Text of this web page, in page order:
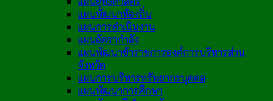
แผนพัฒนาท้องถิ่น
แผนการดำเนินงาน
แผนอัตรากำลัง
แผนพัฒนาข้าราชการองค์การบริหารส่วน
จังหวัด
แผนการบริหารทรัพยากรบุคคล
แผนพัฒนาการศึกษา